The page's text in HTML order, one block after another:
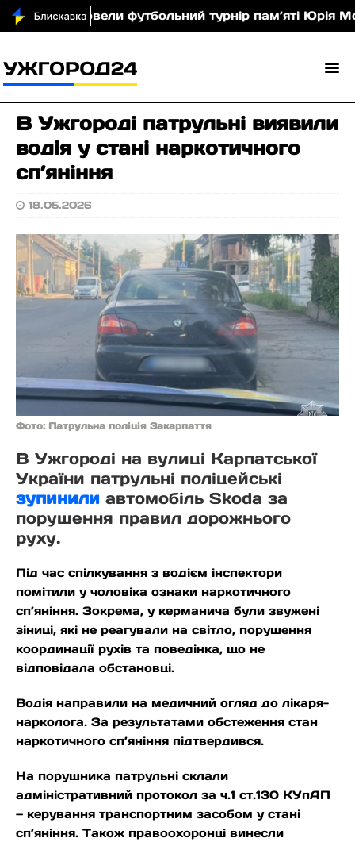
Хусті провели футбольний турнір пам’яті Юрія
В Ужгороді патрульні виявили
водія у стані наркотичного
сп’яніння
18.05.2026
Фото: Патрульна поліція Закарпаття
В Ужгороді на вулиці Карпатської
України патрульні поліцейські
зупинили автомобіль Skoda за
порушення правил дорожнього
руху.
Під час спілкування з водієм інспектори
помітили у чоловіка ознаки наркотичного
сп’яніння. Зокрема, у керманича були звужені
зіниці, які не реагували на світло, порушення
координації рухів та поведінка, що не
відповідала обстановці.
Водія направили на медичний огляд до лікаря-
нарколога. За результатами обстеження стан
наркотичного сп’яніння підтвердився.
На порушника патрульні склали
адміністративний протокол за ч.1 ст.130 КУпАП
— керування транспортним засобом у стані
сп’яніння. Також правоохоронці винесли